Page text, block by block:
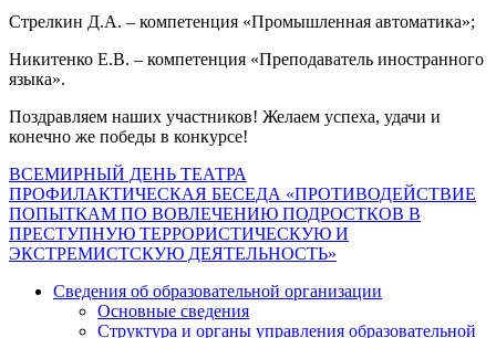
Стрелкин Д.А. – компетенция «Промышленная автоматика»;
Никитенко Е.В. – компетенция «Преподаватель иностранного
языка».
Поздравляем наших участников! Желаем успеха, удачи и
конечно же победы в конкурсе!
Навигация
по
записям
ВСЕМИРНЫЙ ДЕНЬ ТЕАТРА
ПРОФИЛАКТИЧЕСКАЯ БЕСЕДА «ПРОТИВОДЕЙСТВИЕ
ПОПЫТКАМ ПО ВОВЛЕЧЕНИЮ ПОДРОСТКОВ В
ПРЕСТУПНУЮ ТЕРРОРИСТИЧЕСКУЮ И
ЭКСТРЕМИСТСКУЮ ДЕЯТЕЛЬНОСТЬ»
Сведения об образовательной организации
Основные сведения
Структура и органы управления образовательной